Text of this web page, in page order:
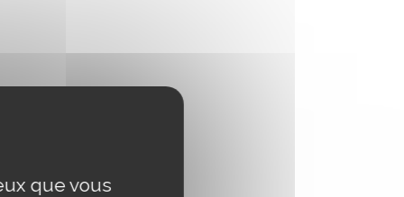
que vous